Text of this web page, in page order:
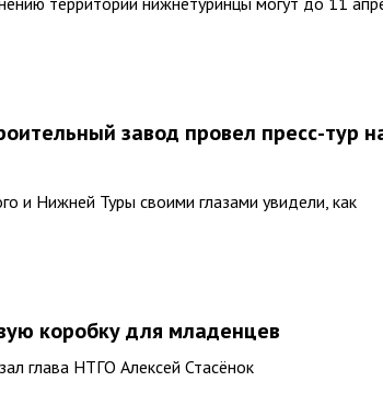
завод провел пресс-тур
и Нижней Туры своими глазами увидели, как
коробку для младенцев
глава НТГО Алексей Стасёнок